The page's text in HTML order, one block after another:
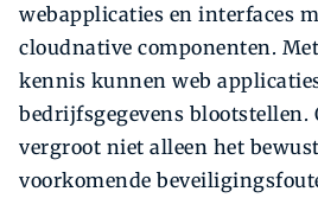
webapplicaties en interfaces
cloudnative componenten.
kennis kunnen web
bedrijfsgegevens blootstellen.
vergroot niet alleen het
voorkomende